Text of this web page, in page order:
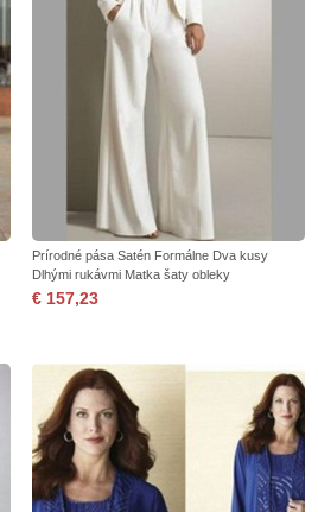
Prírodné pása Satén Formálne Dva kusy
Dlhými rukávmi Matka šaty obleky
€ 157,23